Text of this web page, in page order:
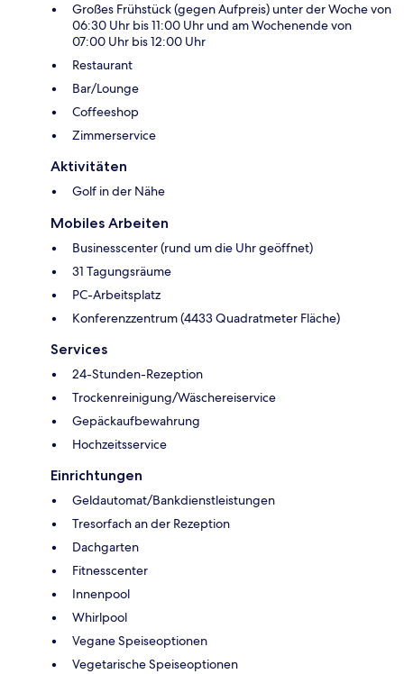
Großes Frühstück (gegen Aufpreis) unter der Woche von
06:30 Uhr bis 11:00 Uhr und am Wochenende von
07:00 Uhr bis 12:00 Uhr
Restaurant
Bar/Lounge
Coffeeshop
Zimmerservice
Aktivitäten
Golf in der Nähe
Mobiles Arbeiten
Businesscenter (rund um die Uhr geöffnet)
31 Tagungsräume
PC-Arbeitsplatz
Konferenzzentrum (4433 Quadratmeter Fläche)
Services
24-Stunden-Rezeption
Trockenreinigung/Wäschereiservice
Gepäckaufbewahrung
Hochzeitsservice
Einrichtungen
Geldautomat/Bankdienstleistungen
Tresorfach an der Rezeption
Dachgarten
Fitnesscenter
Innenpool
Whirlpool
Vegane Speiseoptionen
Vegetarische Speiseoptionen